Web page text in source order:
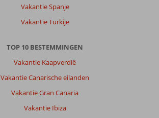
Vakantie Spanje
Vakantie Turkije
TOP 10 BESTEMMINGEN
Vakantie Kaapverdië
Vakantie Canarische eilanden
Vakantie Gran Canaria
Vakantie Ibiza